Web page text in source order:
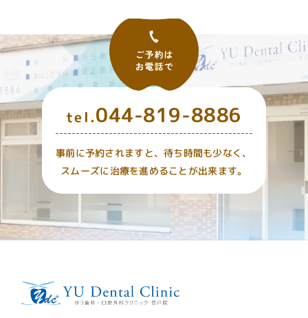
tel.044-819-8886
事前に予約されますと、待ち時間も少なく、
スムーズに治療を進めることが出来ます。